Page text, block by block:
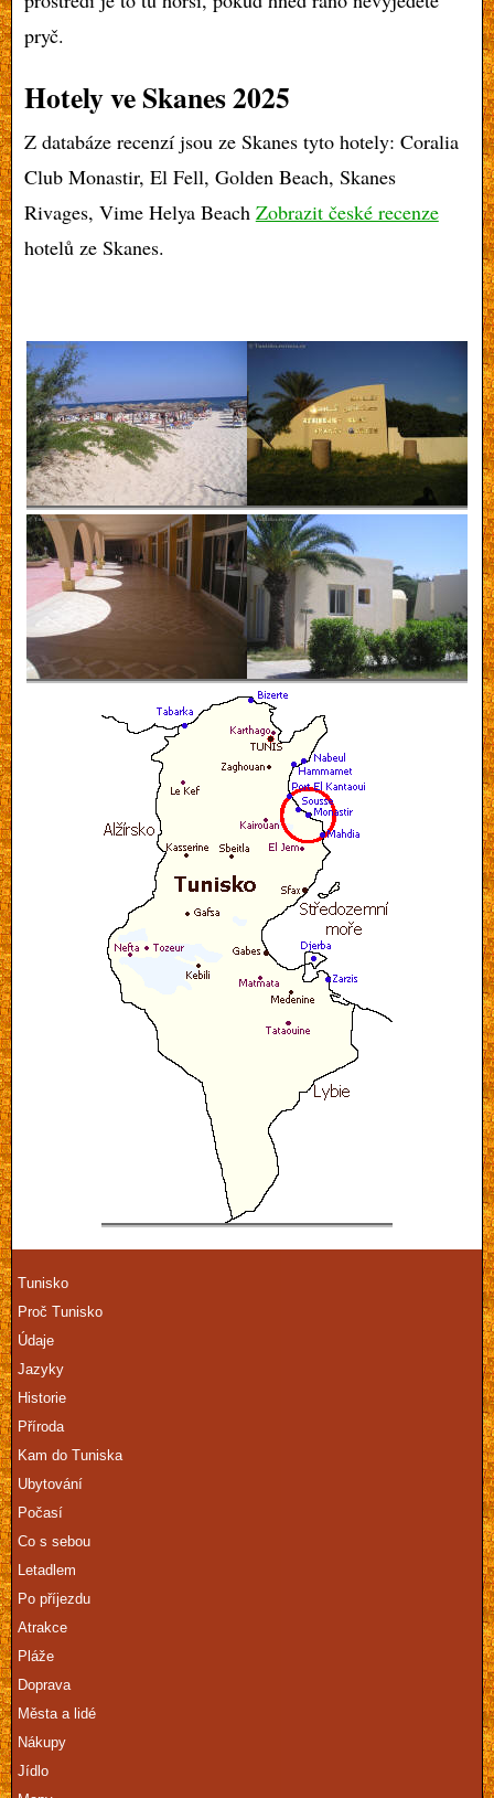
pryč.
Hotely ve Skanes2025
Z databáze recenzí jsou ze Skanes tyto hotely: Coralia
Club Monastir, El Fell, Golden Beach, Skanes
Rivages, Vime Helya Beach Zobrazit české recenze
hotelů ze Skanes.
Tunisko
Proč Tunisko
Údaje
Jazyky
Historie
Příroda
Kam do Tuniska
Ubytování
Počasí
Co s sebou
Letadlem
Po příjezdu
Atrakce
Pláže
Doprava
Města a lidé
Nákupy
Jídlo